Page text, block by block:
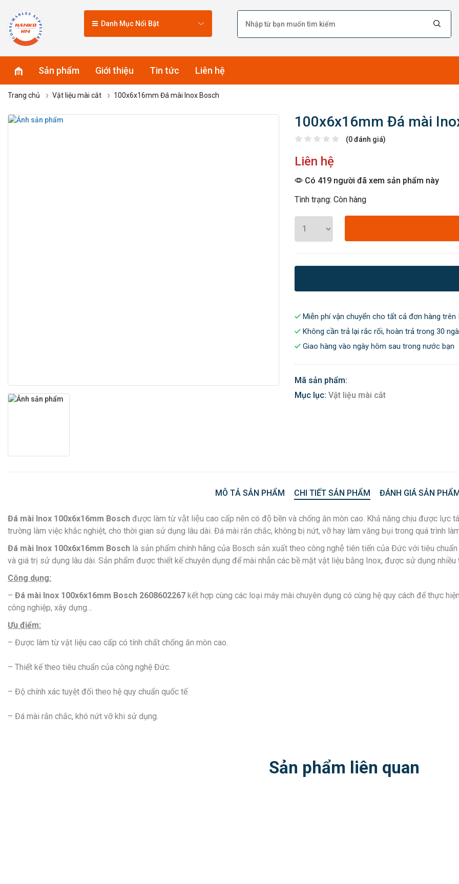
Danh Mục Nổi Bật
Sản phẩm Giới thiệu Tin tức Liên hệ
Trang chủ Vật liệu mài cắt 100x6x16mm Đá mài Inox Bosch
100x6x16mm Đá mài
(0 đánh giá)
Liên hệ
Có 419 người đã xem sản phẩm này
Tình trạng: Còn hàng
Miễn phí vận chuyển cho tất cả đơn hàng trên
Không cần trả lại rắc rối, hoàn trả trong 30
Giao hàng vào ngày hôm sau trong nước bạn
Mã sản phẩm:
Mục lục: Vật liệu mài cắt
MÔ TẢ SẢN PHẨM CHI TIẾT SẢN PHẨM ĐÁNH GIÁ SẢN
Đá mài Inox 100x6x16mm Bosch được làm từ vật liệu cao cấp nên có độ bền và chống ăn mòn cao. Khả năng chịu được lực
trường làm việc khắc nghiệt, cho thời gian sử dụng lâu dài. Đá mài rắn chắc, không bị nứt, vỡ hay làm văng bụi trong quá trình
Đá mài Inox 100x6x16mm Bosch là sản phẩm chính hãng của Bosch sản xuất theo công nghệ tiên tiến của Đức với tiêu
và giá trị sử dụng lâu dài. Sản phẩm được thiết kế chuyên dụng để mài nhẵn các bề mặt vật liệu bằng Inox, được sử dụng
Công dụng:
– Đá mài Inox 100x6x16mm Bosch 2608602267 kết hợp cùng các loại máy mài chuyên dụng có cùng hệ quy cách để thực
công nghiệp, xây dựng…
Ưu điểm:
– Được làm từ vật liệu cao cấp có tính chất chống ăn mòn cao.
– Thiết kế theo tiêu chuẩn của công nghệ Đức.
– Độ chính xác tuyệt đối theo hệ quy chuẩn quốc tế.
– Đá mài rắn chắc, khó nứt vỡ khi sử dụng.
Sản phẩm liên quan